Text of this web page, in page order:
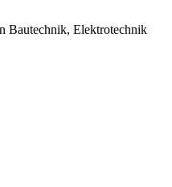
Bautechnik, Elektrotechnik